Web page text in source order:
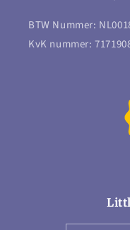
BTW Nummer:
KvK nummer: